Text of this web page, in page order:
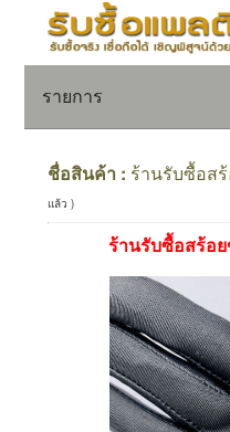
รายการ
ชื่อสินค้า : ร้านรับซื้อส
แล้ว )
ร้านรับซื้อสร้อ